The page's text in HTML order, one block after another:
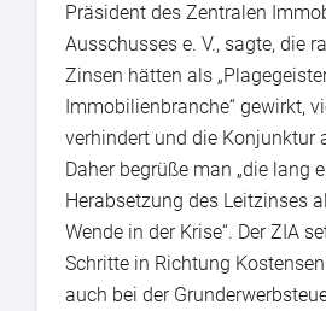
Präsident des Zentralen
Ausschusses e. V., sagte, die
Zinsen hätten als
Immobilienbranche“ gewirkt,
verhindert und die Konjunktur
Daher begrüße man „die lang
Herabsetzung des Leitzinses
Wende in der Krise“. Der ZIA
Schritte in Richtung
auch bei der